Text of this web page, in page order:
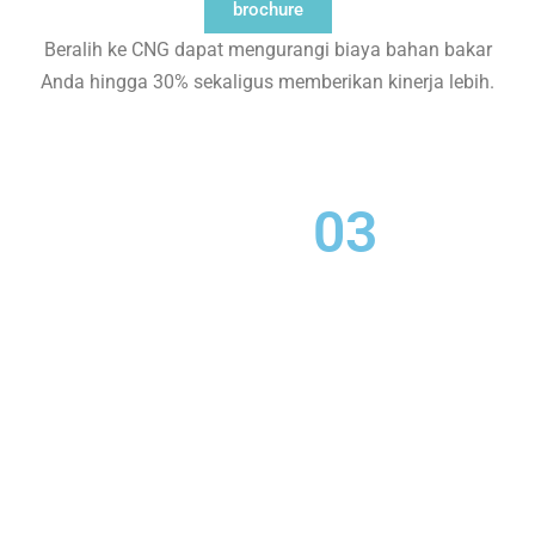
brochure
Beralih ke CNG dapat mengurangi biaya bahan bakar
Anda hingga 30% sekaligus memberikan kinerja lebih.
03